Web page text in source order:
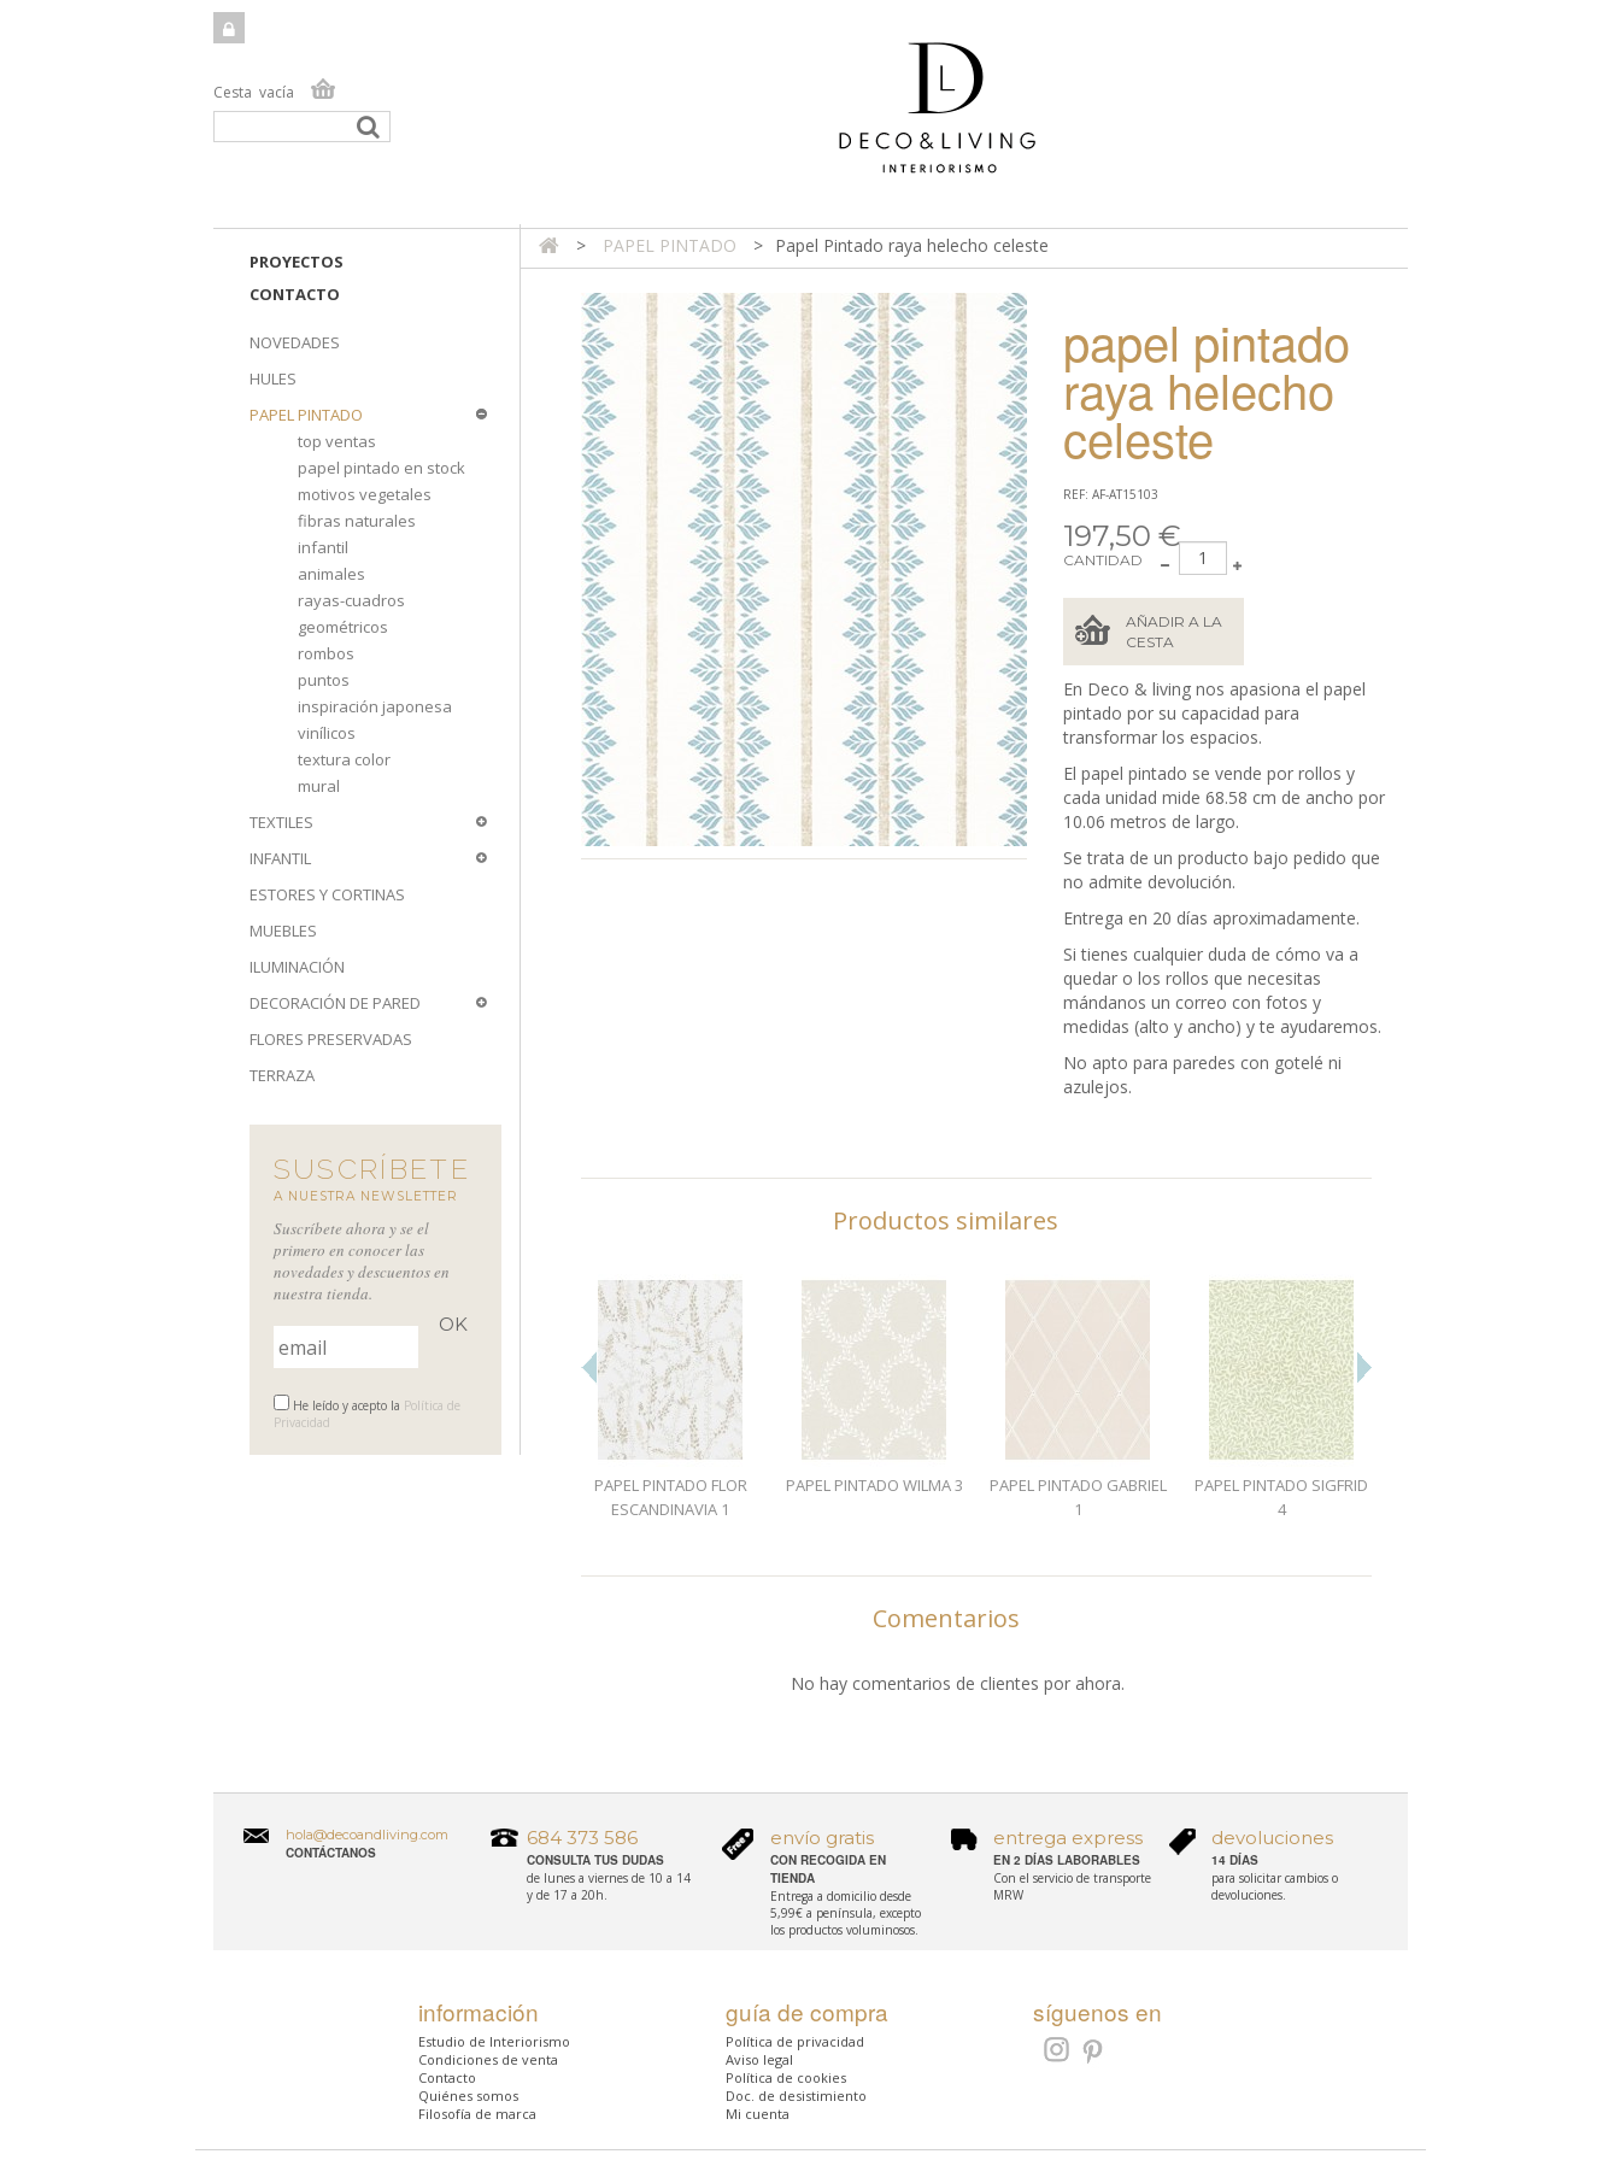
Cesta vacía
TIENDA ONLINE TIENDA FÍSICA PROYECTOS CONTACTO
PROYECTOS
CONTACTO
NOVEDADES
HULES
PAPEL PINTADO
top ventas
papel pintado en stock
motivos vegetales
fibras naturales
infantil
animales
rayas-cuadros
geométricos
rombos
puntos
inspiración japonesa
vinílicos
textura color
mural
TEXTILES
INFANTIL
ESTORES Y CORTINAS
MUEBLES
ILUMINACIÓN
DECORACIÓN DE PARED
FLORES PRESERVADAS
TERRAZA
SUSCRÍBETE
A NUESTRA NEWSLETTER
Suscríbete ahora y se el
primero en conocer las
novedades y descuentos en
nuestra tienda.
He leído y acepto la Política de
Privacidad
> PAPEL PINTADO > Papel Pintado raya helecho celeste
papel pintado
raya helecho
celeste
REF: AF-AT15103
197,50 €
CANTIDAD
AÑADIR A LA
CESTA
En Deco & living nos apasiona el papel
pintado por su capacidad para
transformar los espacios.
El papel pintado se vende por rollos y
cada unidad mide 68.58 cm de ancho por
10.06 metros de largo.
Se trata de un producto bajo pedido que
no admite devolución.
Entrega en 20 días aproximadamente.
Si tienes cualquier duda de cómo va a
quedar o los rollos que necesitas
mándanos un correo con fotos y
medidas (alto y ancho) y te ayudaremos.
No apto para paredes con gotelé ni
azulejos.
Productos similares
PAPEL PINTADO FLOR
ESCANDINAVIA 1
PAPEL PINTADO WILMA 3
PAPEL PINTADO GABRIEL
1
PAPEL PINTADO SIGFRID
4
Comentarios
No hay comentarios de clientes por ahora.
hola@decoandliving.com
CONTÁCTANOS
684 373 586
CONSULTA TUS DUDAS
de lunes a viernes de 10 a 14
y de 17 a 20h.
envío gratis
CON RECOGIDA EN
TIENDA
Entrega a domicilio desde
5,99€ a península, excepto
los productos voluminosos.
entrega express
EN 2 DÍAS LABORABLES
Con el servicio de transporte
MRW
devoluciones
14 DÍAS
para solicitar cambios o
devoluciones.
información
Estudio de Interiorismo
Condiciones de venta
Contacto
Quiénes somos
Filosofía de marca
guía de compra
Política de privacidad
Aviso legal
Política de cookies
Doc. de desistimiento
Mi cuenta
síguenos en